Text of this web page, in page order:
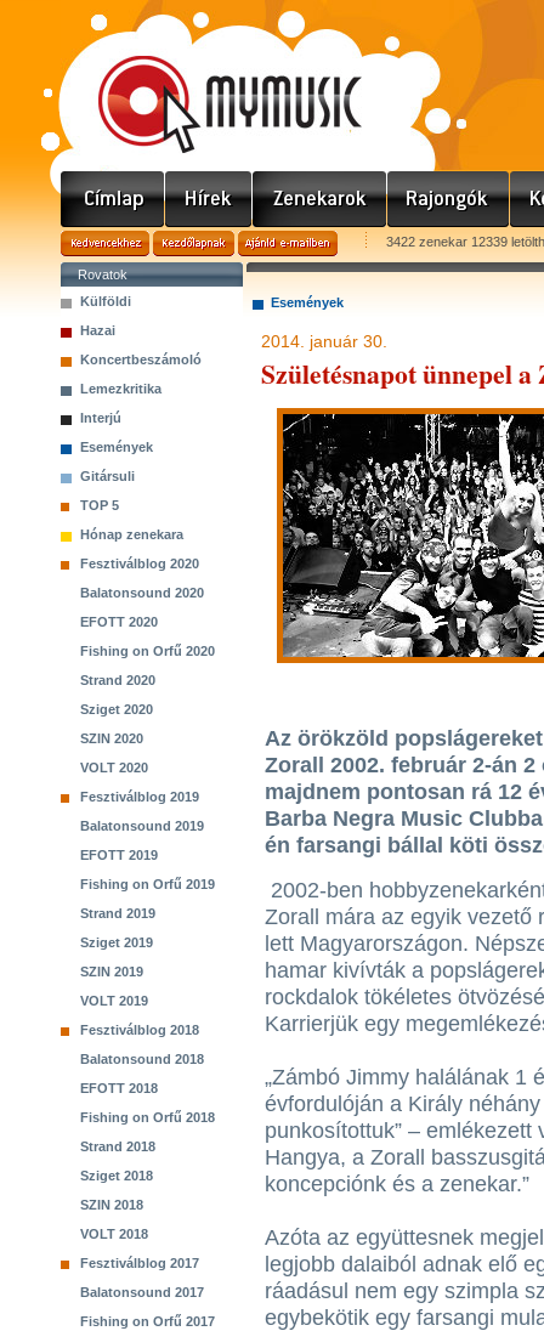
3422 zenekar 12339
Rovatok
Külföldi
Hazai
Koncertbeszámoló
Lemezkritika
Interjú
Események
Gitársuli
TOP 5
Hónap zenekara
Fesztiválblog 2020
Balatonsound 2020
EFOTT 2020
Fishing on Orfű 2020
Strand 2020
Sziget 2020
SZIN 2020
VOLT 2020
Fesztiválblog 2019
Balatonsound 2019
EFOTT 2019
Fishing on Orfű 2019
Strand 2019
Sziget 2019
SZIN 2019
VOLT 2019
Fesztiválblog 2018
Balatonsound 2018
EFOTT 2018
Fishing on Orfű 2018
Strand 2018
Sziget 2018
SZIN 2018
VOLT 2018
Fesztiválblog 2017
Balatonsound 2017
Fishing on Orfű 2017
Események
2014. január 30.
Születésnapot ünnepel
Az örökzöld
Zorall 2002. február 2-án
majdnem pontosan rá 12
Barba Negra Music
én farsangi bállal köti
2002-ben
Zorall mára az egyik vezető
lett Magyarországon.
hamar kivívták a
rockdalok tökéletes
Karrierjük egy
„Zámbó Jimmy halálának 1
évfordulóján a Király
punkosítottuk” – emlékezett
Hangya, a Zorall
koncepciónk és a zenekar.”
Azóta az együttesnek
legjobb dalaiból adnak elő
ráadásul nem egy szimpla
egybekötik egy farsangi